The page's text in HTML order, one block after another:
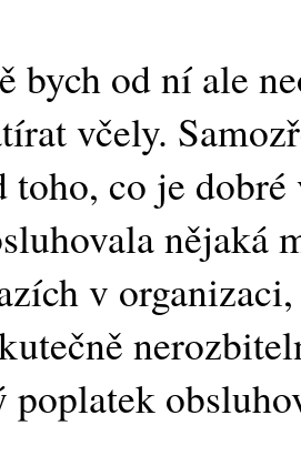
bych od ní ale
včely.
co je
nějaká
v
poplatek